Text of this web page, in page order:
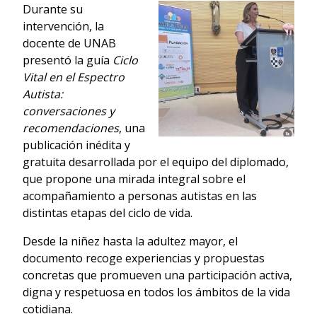
Durante su
intervención, la
docente de UNAB
presentó la guía Ciclo
Vital en el Espectro
Autista:
conversaciones y
recomendaciones, una
publicación inédita y
gratuita desarrollada por el equipo del diplomado,
que propone una mirada integral sobre el
acompañamiento a personas autistas en las
distintas etapas del ciclo de vida.
Desde la niñez hasta la adultez mayor, el
documento recoge experiencias y propuestas
concretas que promueven una participación activa,
digna y respetuosa en todos los ámbitos de la vida
cotidiana.